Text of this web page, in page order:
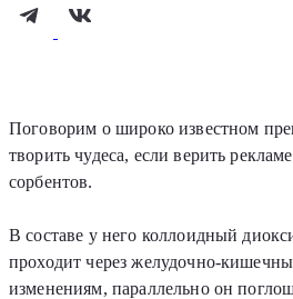
Поговорим о широко известном
творить чудеса, если верить
сорбентов.
В составе у него коллоидный
проходит через желудочно-
изменениям, параллельно он